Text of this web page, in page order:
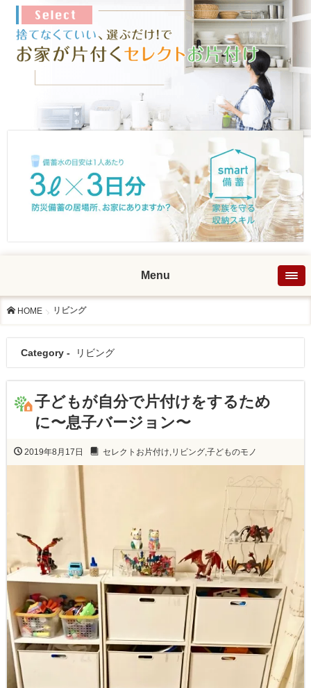
Menu
HOME リビング
Category - リビング
子どもが自分で片付けをするため
に〜息子バージョン〜
2019年8月17日 セレクトお片付け,リビング,子どものモノ